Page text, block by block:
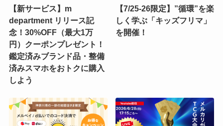
【新サービス】m
department リリース記
念！30%OFF（最大1万
円）クーポンプレゼント！
鑑定済みブランド品・整備
済みスマホをおトクに購入
しよう
【7/25-26限定】”循環”を楽
しく学ぶ「キッズフリマ」
を開催！